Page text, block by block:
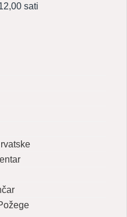
sati